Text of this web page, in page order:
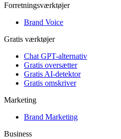
Forretningsværktøjer
Brand Voice
Gratis værktøjer
Chat GPT-alternativ
Gratis oversætter
Gratis AI-detektor
Gratis omskriver
Marketing
Brand Marketing
Business